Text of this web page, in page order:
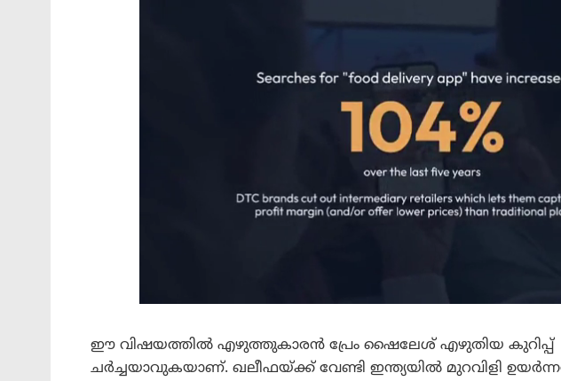
ഈ വിഷയത്തിൽ എഴുത്തുകാരൻ പ്രേം ഷെെലേശ് എഴുതിയ കുറിപ്പ്
ചർച്ചയാവുകയാണ്. ഖലീഫയ്ക്ക് വേണ്ടി ഇന്ത്യയിൽ മുറവിളി